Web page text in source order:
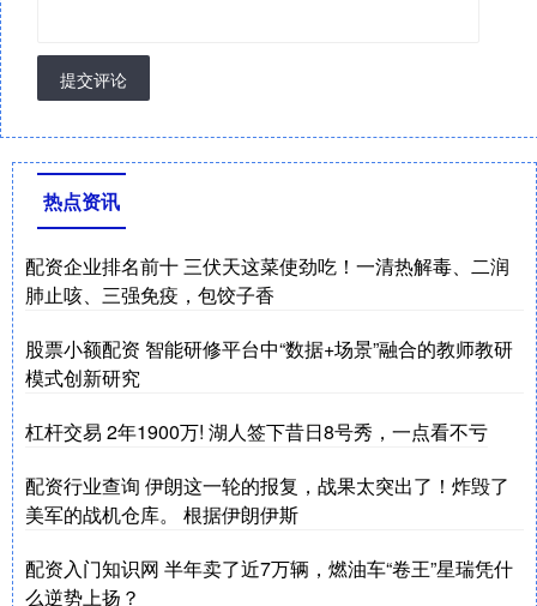
提交评论
热点资讯
配资企业排名前十 三伏天这菜使劲吃！一清热解毒、二润
肺止咳、三强免疫，包饺子香
股票小额配资 智能研修平台中“数据+场景”融合的教师教研
模式创新研究
杠杆交易 2年1900万! 湖人签下昔日8号秀，一点看不亏
配资行业查询 伊朗这一轮的报复，战果太突出了！炸毁了
美军的战机仓库。 根据伊朗伊斯
配资入门知识网 半年卖了近7万辆，燃油车“卷王”星瑞凭什
么逆势上扬？